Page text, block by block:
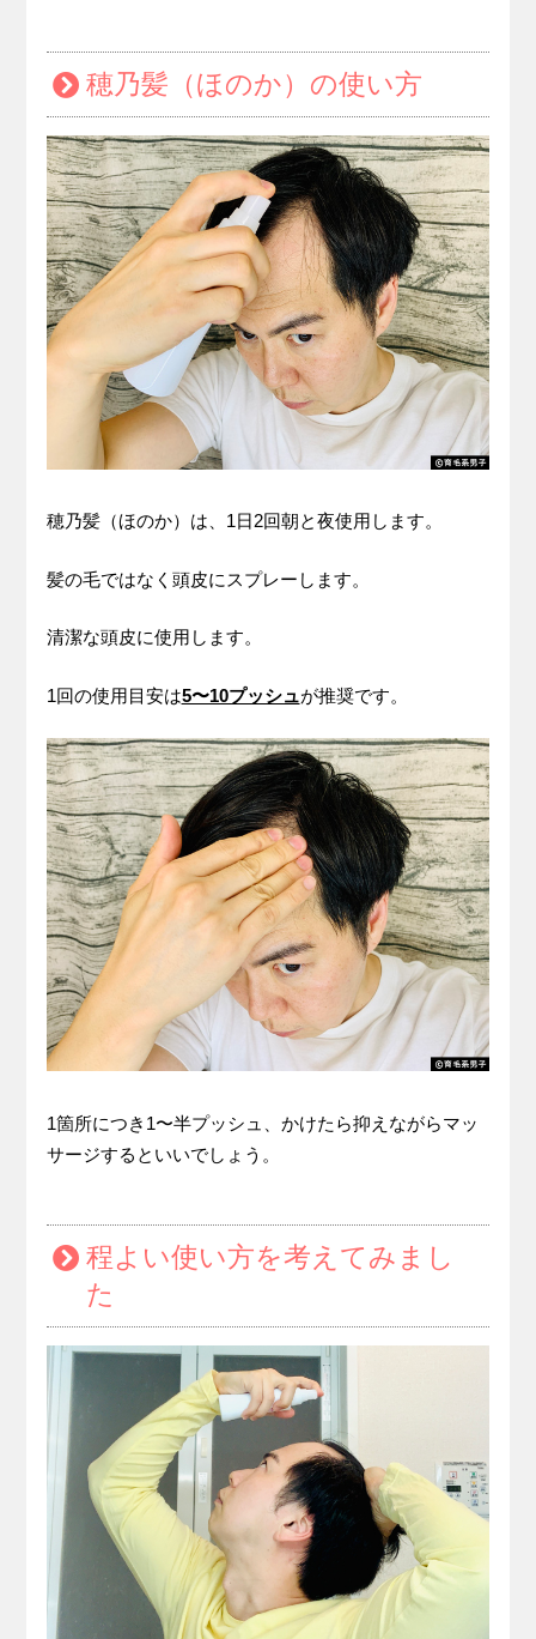
穂乃髪（ほのか）の使い方
穂乃髪（ほのか）は、1日2回朝と夜使用します。
髪の毛ではなく頭皮にスプレーします。
清潔な頭皮に使用します。
1回の使用目安は5〜10プッシュが推奨です。
1箇所につき1〜半プッシュ、かけたら抑えながらマッ
サージするといいでしょう。
程よい使い方を考えてみまし
た